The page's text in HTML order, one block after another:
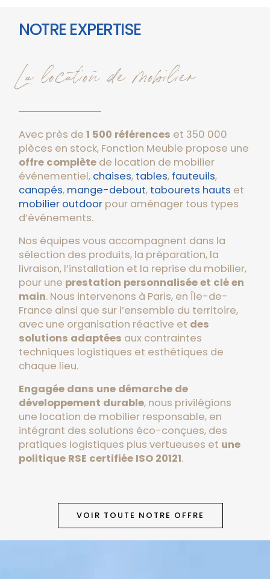
NOTRE EXPERTISE
La location de mobilier
Avec près de 1 500 références et 350 000
pièces en stock, Fonction Meuble propose une
offre complète de location de mobilier
événementiel, chaises, tables, fauteuils,
canapés, mange-debout, tabourets hauts et
mobilier outdoor pour aménager tous types
d’événements.
Nos équipes vous accompagnent dans la
sélection des produits, la préparation, la
livraison, l’installation et la reprise du mobilier,
pour une prestation personnalisée et clé en
main. Nous intervenons à Paris, en Île-de-
France ainsi que sur l’ensemble du territoire,
avec une organisation réactive et des
solutions adaptées aux contraintes
techniques logistiques et esthétiques de
chaque lieu.
Engagée dans une démarche de
développement durable, nous privilégions
une location de mobilier responsable, en
intégrant des solutions éco-conçues, des
pratiques logistiques plus vertueuses et une
politique RSE certifiée ISO 20121.
VOIR TOUTE NOTRE OFFRE